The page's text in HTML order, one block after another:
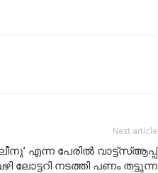
Next article
എന്ന പേരിൽ വാട്ട്സ്ആപ്പ്
ലോട്ടറി നടത്തി പണം തട്ടുന്ന